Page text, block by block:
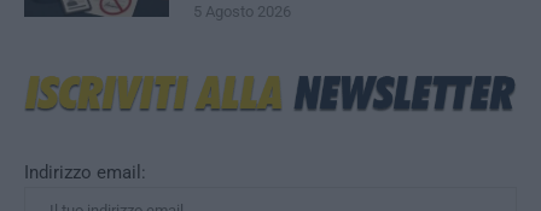
Indirizzo email:
5 Agosto 2026